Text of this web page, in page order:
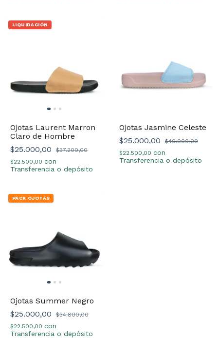
LIQUIDACIÓN
Ojotas Laurent Marron
Claro de Hombre
$25.000,00
$37.200,00
$22.500,00 con
Transferencia o depósito
Ojotas Jasmine Celeste
$25.000,00
$40.000,00
$22.500,00 con
Transferencia o depósito
PACK OJOTAS
Ojotas Summer Negro
$25.000,00
$34.800,00
$22.500,00 con
Transferencia o depósito